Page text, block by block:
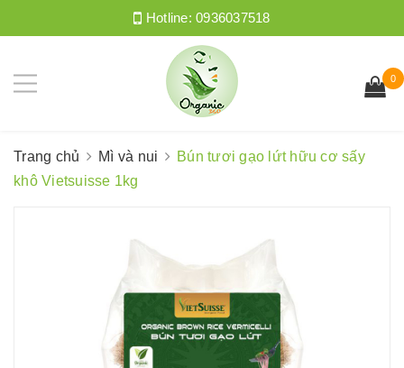
Hotline:0936037518
0
Trang chủ Mì và nui
Bún tươi gạo lứt hữu cơ sấy
khô Vietsuisse 1kg